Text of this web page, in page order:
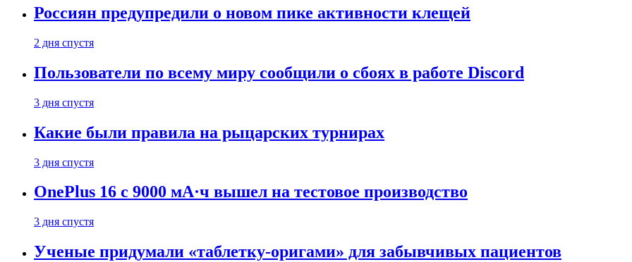
Россиян предупредили о новом пике активности клещей
2 дня спустя
Пользователи по всему миру сообщили о сбоях в работе Discord
3 дня спустя
Какие были правила на рыцарских турнирах
3 дня спустя
OnePlus 16 с 9000 мА·ч вышел на тестовое производство
3 дня спустя
Ученые придумали «таблетку-оригами» для забывчивых пациентов